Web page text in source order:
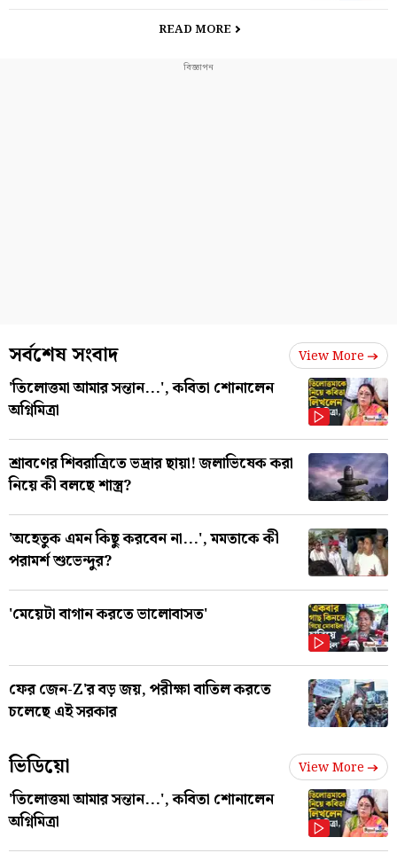
READ MORE
সর্বশেষ সংবাদ View More
'তিলোত্তমা আমার সন্তান...', কবিতা শোনালেন
অগ্নিমিত্রা
শ্রাবণের শিবরাত্রিতে ভদ্রার ছায়া! জলাভিষেক করা
নিয়ে কী বলছে শাস্ত্র?
'অহেতুক এমন কিছু করবেন না...', মমতাকে কী
পরামর্শ শুভেন্দুর?
'মেয়েটা বাগান করতে ভালোবাসত'
ফের জেন-Z'র বড় জয়, পরীক্ষা বাতিল করতে
চলেছে এই সরকার
ভিডিয়ো View More
'তিলোত্তমা আমার সন্তান...', কবিতা শোনালেন
অগ্নিমিত্রা